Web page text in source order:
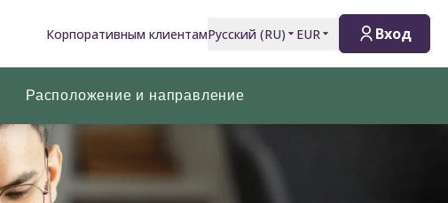
Корпоративным клиентамРусский (RU) EUR Вход
Расположение и направление